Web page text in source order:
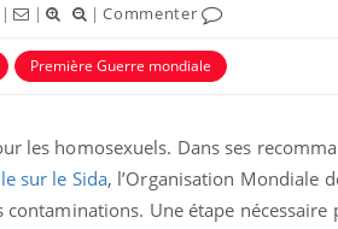
| | |Commenter
Première Guerre mondiale
les homosexuels. Dans ses
sur le Sida, l’Organisation Mondiale
Une étape
Pourquoi votre ventre
gâche-t-il les premiers
jours de vos vacances ?